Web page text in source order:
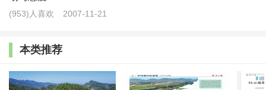
婚姻等不同模式类型进行深度分析和比较归纳， 再或对
打工妹、女性婚姻移民、都市农家女等性别视角分类研
化、父权至上、代际秩序等）、现代（打工经历、教育
(953)人喜欢 2007-11-21
本类推荐